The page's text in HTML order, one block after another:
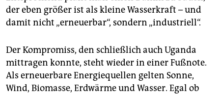
der eben größer ist als kleine Wasserkraft – und
damit nicht „erneuerbar“, sondern „industriell“.
Der Kompromiss, den schließlich auch Uganda
mittragen konnte, steht wieder in einer Fußnote.
Als erneuerbare Energiequellen gelten Sonne,
Wind, Biomasse, Erdwärme und Wasser. Egal ob